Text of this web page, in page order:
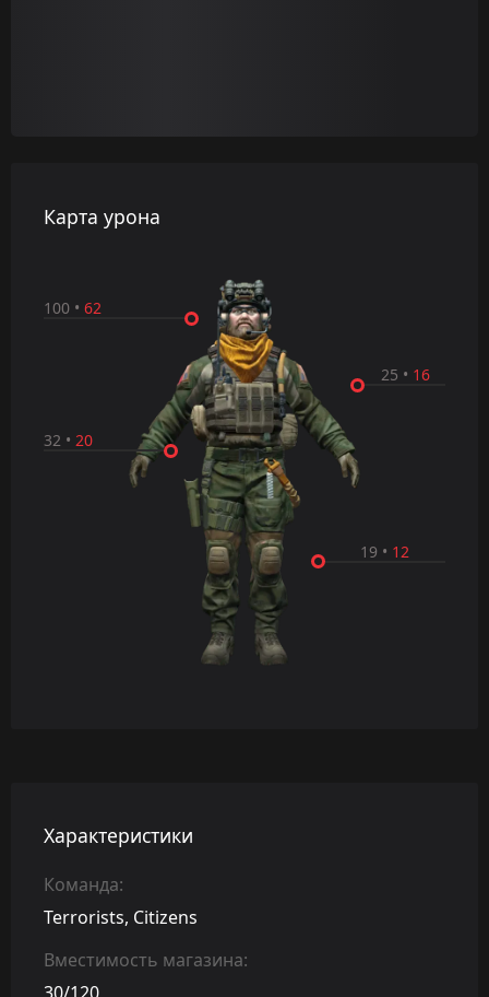
Карта урона
19 • 12
32 • 20
25 • 16
100 • 62
Характеристики
Команда:
Terrorists, Citizens
Вместимость магазина: